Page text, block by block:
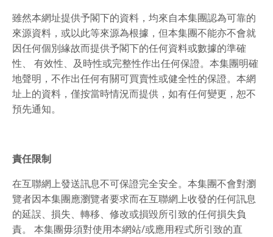
雖然本網址提供予閣下的資料，均來自本集團認為可靠的
來源資料，或以此等來源為根據，但本集團不能亦不會就
因任何個別緣故而提供予閣下的任何資料或數據的準確
性、 有效性、及時性或完整性作出任何保證。本集團明確
地聲明，不作出任何有關可買賣性或健全性的保證。本網
址上的資料，僅按當時情況而提供，如有任何變更，恕不
預先通知。
責任限制
在互聯網上發送訊息不可保證完全安全。本集團不會對瀏
覽者因本集團應瀏覽者要求而在互聯網上收發的任何訊息
的延誤、損失、轉移、修改或損毀所引致的任何損失負
責。 本集團毋須對使用本網站/或應用程式所引致的直